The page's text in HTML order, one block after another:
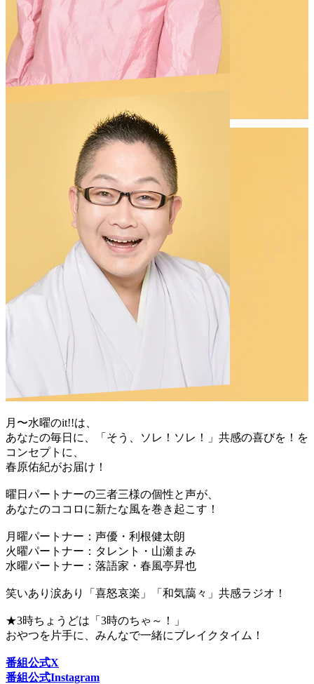
月〜水曜のit!!は、
あなたの毎日に、「そう、ソレ！ソレ！」共感の喜びを！を
コンセプトに、
春原佑紀がお届け！
曜日パートナーの三者三様の個性と声が、
あなたのココロに新たな風を巻き起こす！
月曜パートナー：声優・利根健太朗
火曜パートナー：タレント・山瀬まみ
水曜パートナー：落語家・春風亭昇也
笑いあり涙あり「喜怒哀楽」「和気藹々」共感ラジオ！
★3時ちょうどは「3時のちゃ～！」
おやつを片手に、みんなで一緒にブレイクタイム！
番組公式X
番組公式Instagram